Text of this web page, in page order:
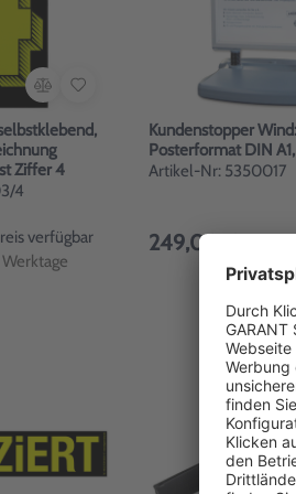
Ziffer 4
4
verfügbar
Werktage
Kundenstopper
Posterformat DIN
Artikel-Nr: 5350017
249,00 €